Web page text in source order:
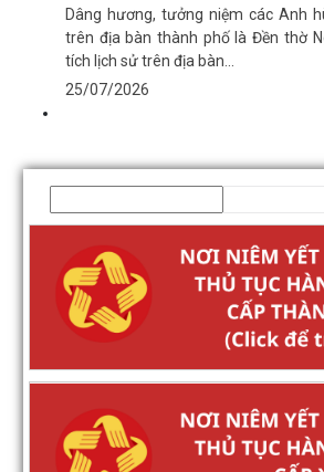
Dâng hương, tưởng niệm các Anh
trên địa bàn thành phố là Đền thờ
tích lịch sử trên địa bàn...
25/07/2026